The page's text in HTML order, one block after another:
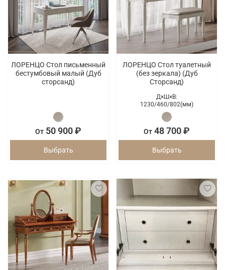
ЛОРЕНЦО Стол письменный
бестумбовый малый (Дуб
сторсанд)
От 50 900 ₽
Выбрать
ЛОРЕНЦО Стол туалетный
(без зеркала) (Дуб
Сторсанд)
Д×Ш×В:
1230/460/802(мм)
От 48 700 ₽
Выбрать